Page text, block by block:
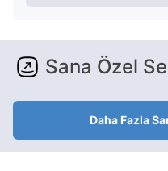
Sana Özel
Daha Fazla